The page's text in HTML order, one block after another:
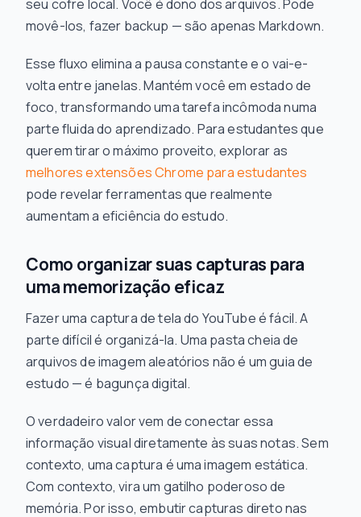
seu cofre local. Você é dono dos arquivos. Pode
movê-los, fazer backup — são apenas Markdown.
Esse fluxo elimina a pausa constante e o vai-e-
volta entre janelas. Mantém você em estado de
foco, transformando uma tarefa incômoda numa
parte fluida do aprendizado. Para estudantes que
querem tirar o máximo proveito, explorar as
melhores extensões Chrome para estudantes
pode revelar ferramentas que realmente
aumentam a eficiência do estudo.
Como organizar suas capturas para
uma memorização eficaz
Fazer uma captura de tela do YouTube é fácil. A
parte difícil é organizá-la. Uma pasta cheia de
arquivos de imagem aleatórios não é um guia de
estudo — é bagunça digital.
O verdadeiro valor vem de conectar essa
informação visual diretamente às suas notas. Sem
contexto, uma captura é uma imagem estática.
Com contexto, vira um gatilho poderoso de
memória. Por isso, embutir capturas direto nas